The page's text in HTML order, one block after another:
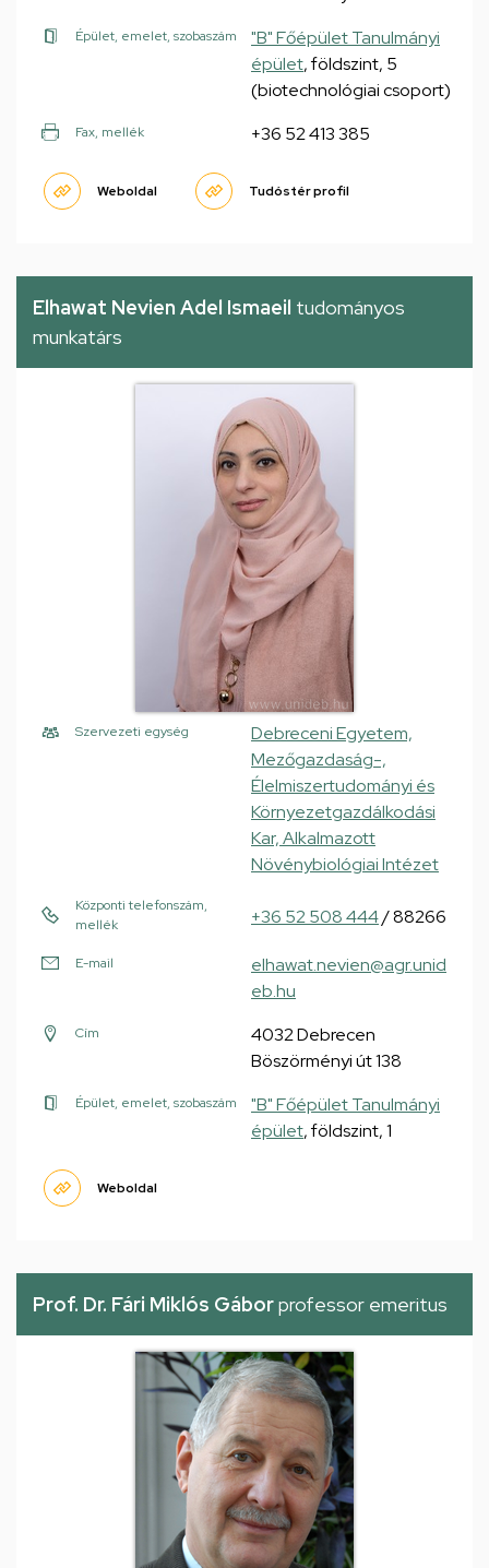
Épület, emelet, szobaszám
"B" Főépület Tanulmányi
épület, földszint, 5
(biotechnológiai csoport)
Fax, mellék +36 52 413 385
Weboldal Tudóstér profil
Elhawat Nevien Adel Ismaeil tudományos
munkatárs
Szervezeti egység
Debreceni Egyetem,
Mezőgazdaság-,
Élelmiszertudományi és
Környezetgazdálkodási
Kar, Alkalmazott
Növénybiológiai Intézet
Központi telefonszám,
mellék
+36 52 508 444/ 88266
E-mail
elhawat.nevien@agr.unid
eb.hu
Cím
4032 Debrecen
Böszörményi út 138
Épület, emelet, szobaszám
"B" Főépület Tanulmányi
épület, földszint, 1
Weboldal
Prof. Dr. Fári Miklós Gáborprofessor emeritus